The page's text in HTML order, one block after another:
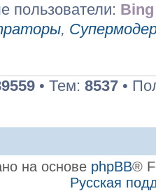
пользователи:
,
• Тем: 8537 •
на основе phpBB®
Русская